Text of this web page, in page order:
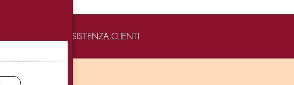
ASSISTENZA CLIENTI